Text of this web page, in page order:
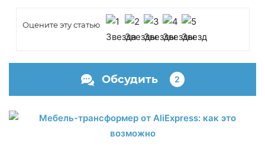
Оцените эту статью
Обсудить 2